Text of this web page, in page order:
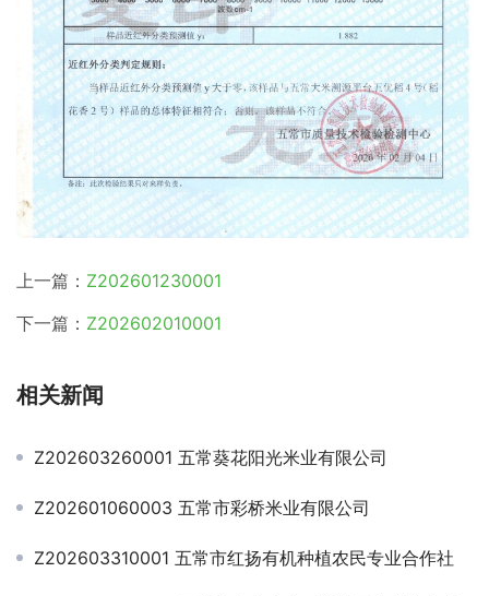
上一篇： Z202601230001
下一篇： Z202602010001
相关新闻
Z202603260001 五常葵花阳光米业有限公司
Z202601060003 五常市彩桥米业有限公司
Z202603310001 五常市红扬有机种植农民专业合作社